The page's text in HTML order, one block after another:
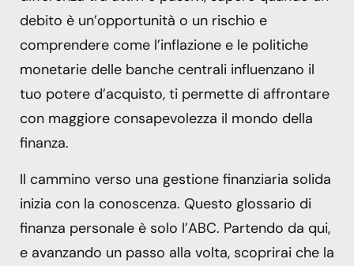
debito è un’opportunità o un rischio e
comprendere come l’inflazione e le politiche
monetarie delle banche centrali influenzano il
tuo potere d’acquisto, ti permette di affrontare
con maggiore consapevolezza il mondo della
finanza.
Il cammino verso una gestione finanziaria solida
inizia con la conoscenza. Questo glossario di
finanza personale è solo l’ABC. Partendo da qui,
e avanzando un passo alla volta, scoprirai che la